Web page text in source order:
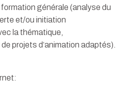
générale (analyse du
et/ou initiation
la thématique,
projets d’animation adaptés).